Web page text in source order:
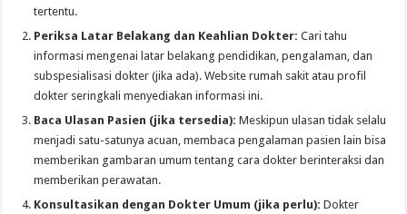
tertentu.
Periksa Latar Belakang dan Keahlian Dokter: Cari tahu
informasi mengenai latar belakang pendidikan, pengalaman, dan
subspesialisasi dokter (jika ada). Website rumah sakit atau profil
dokter seringkali menyediakan informasi ini.
Baca Ulasan Pasien (jika tersedia): Meskipun ulasan tidak selalu
menjadi satu-satunya acuan, membaca pengalaman pasien lain bisa
memberikan gambaran umum tentang cara dokter berinteraksi dan
memberikan perawatan.
Konsultasikan dengan Dokter Umum (jika perlu): Dokter